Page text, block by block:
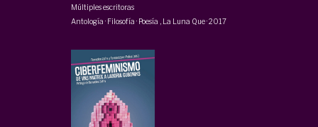
Múltiples escritoras
Antología · Filosofía · Poesía
La Luna Que·2017